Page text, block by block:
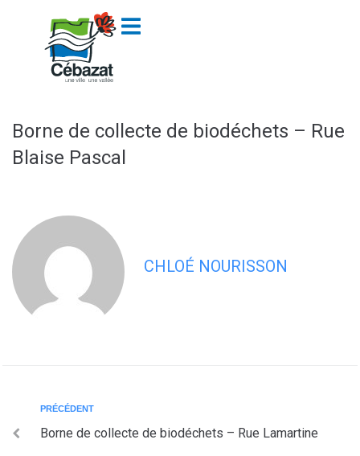
Borne de collecte de biodéchets – Rue
Blaise Pascal
CHLOÉ NOURISSON
PRÉCÉDENT
Borne de collecte de biodéchets – Rue Lamartine